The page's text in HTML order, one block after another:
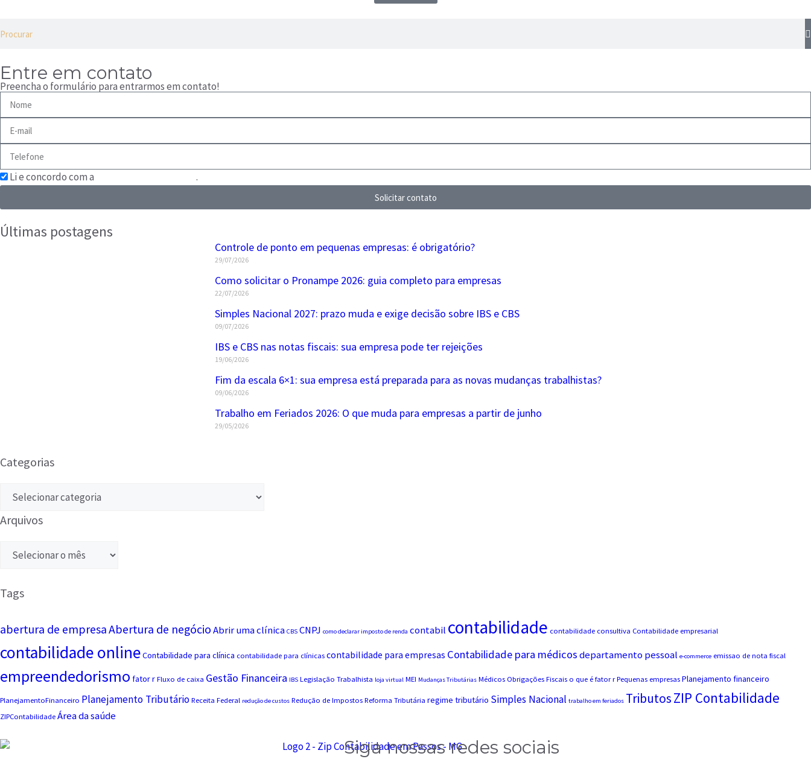
Entre em contato
Preencha o formulário para entrarmos em contato!
Li e concordo com a .
Solicitar contato
Últimas postagens
Controle de ponto em pequenas empresas: é obrigatório?
29/07/2026
Como solicitar o Pronampe 2026: guia completo para empresas
22/07/2026
Simples Nacional 2027: prazo muda e exige decisão sobre IBS e CBS
09/07/2026
IBS e CBS nas notas fiscais: sua empresa pode ter rejeições
19/06/2026
Fim da escala 6×1: sua empresa está preparada para as novas mudanças trabalhistas?
09/06/2026
Trabalho em Feriados 2026: O que muda para empresas a partir de junho
29/05/2026
Categorias
Arquivos
Tags
abertura de empresaAbertura de negócioAbrir uma clínica CBS CNPJ como declarar imposto de renda contabil contabilidade contabilidade consultiva Contabilidade empresarial
contabilidade onlineContabilidade para clínica contabilidade para clínicas contabilidade para empresas Contabilidade para médicosdepartamento pessoal e-commerce emissao de nota fiscal
empreendedorismo fator r Fluxo de caixa Gestão Financeira IBS Legislação Trabalhista loja virtual MEI Mudanças Tributárias Médicos Obrigações Fiscais o que é fator r Pequenas empresas Planejamento financeiro
PlanejamentoFinanceiro Planejamento Tributário Receita Federal redução de custos Redução de Impostos Reforma Tributária regime tributário Simples Nacional trabalho em feriados TributosZIP Contabilidade
ZIPContabilidade Área da saúde
Siga nossas redes sociais